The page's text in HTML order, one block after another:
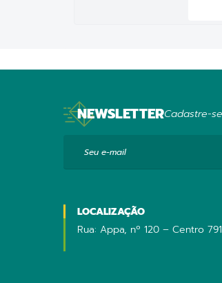
NEWSLETTERCadastre-
Seu e-mail
LOCALIZAÇÃO
Rua: Appa, nº 120 – Centro